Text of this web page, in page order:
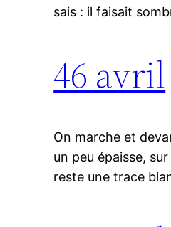
sais : il faisait
46 avril
On marche et
un peu épaisse,
reste une trace